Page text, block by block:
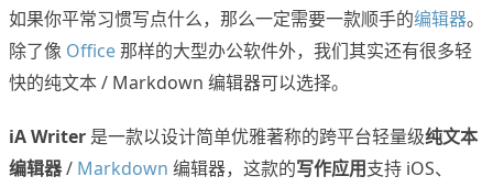
如果你平常习惯写点什么，那么一定需要一款顺手的编辑器。
除了像 Office那样的大型办公软件外，我们其实还有很多轻
快的纯文本 / Markdown 编辑器可以选择。
iA Writer 是一款以设计简单优雅著称的跨平台轻量级纯文本
编辑器/ Markdown 编辑器，这款的写作应用支持 iOS、